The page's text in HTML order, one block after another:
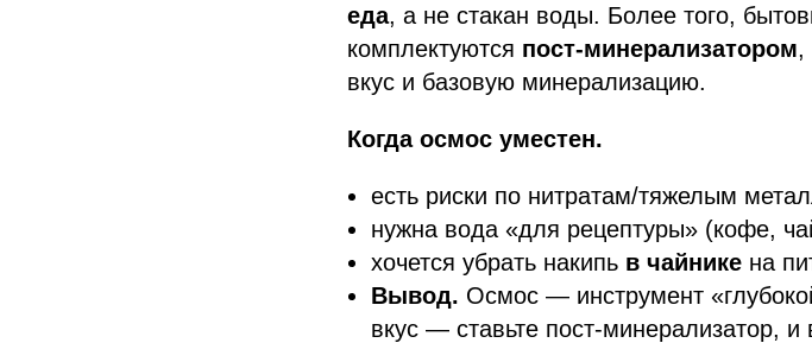
еда, а не стакан воды. Более того,
комплектуются пост-минерализатором,
вкус и базовую минерализацию.
Когда осмос уместен.
есть риски по нитратам/тяжелым
нужна вода «для рецептуры» (кофе,
хочется убрать накипь в чайнике на
Вывод. Осмос — инструмент
вкус — ставьте пост-минерализатор, и